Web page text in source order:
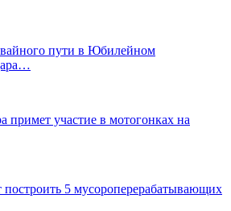
пути в Юбилейном
примет участие в мотогонках на
5 мусороперерабатывающих